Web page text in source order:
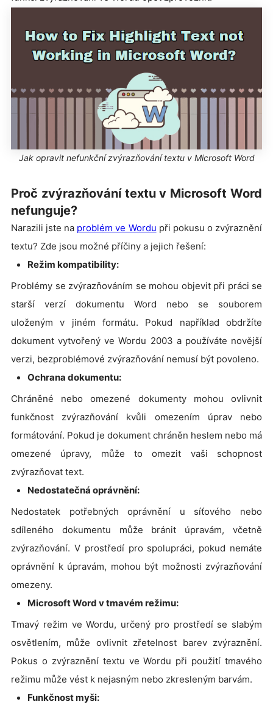
Jak opravit nefunkční zvýrazňování textu v Microsoft Word
Proč zvýrazňování textu v Microsoft Word
nefunguje?
Narazili jste na problém ve Wordu při pokusu o zvýraznění
textu? Zde jsou možné příčiny a jejich řešení:
Režim kompatibility:
Problémy se zvýrazňováním se mohou objevit při práci se
starší verzí dokumentu Word nebo se souborem
uloženým v jiném formátu. Pokud například obdržíte
dokument vytvořený ve Wordu 2003 a používáte novější
verzi, bezproblémové zvýrazňování nemusí být povoleno.
Ochrana dokumentu:
Chráněné nebo omezené dokumenty mohou ovlivnit
funkčnost zvýrazňování kvůli omezením úprav nebo
formátování. Pokud je dokument chráněn heslem nebo má
omezené úpravy, může to omezit vaši schopnost
zvýrazňovat text.
Nedostatečná oprávnění:
Nedostatek potřebných oprávnění u síťového nebo
sdíleného dokumentu může bránit úpravám, včetně
zvýrazňování. V prostředí pro spolupráci, pokud nemáte
oprávnění k úpravám, mohou být možnosti zvýrazňování
omezeny.
Microsoft Word v tmavém režimu:
Tmavý režim ve Wordu, určený pro prostředí se slabým
osvětlením, může ovlivnit zřetelnost barev zvýraznění.
Pokus o zvýraznění textu ve Wordu při použití tmavého
režimu může vést k nejasným nebo zkresleným barvám.
Funkčnost myši: